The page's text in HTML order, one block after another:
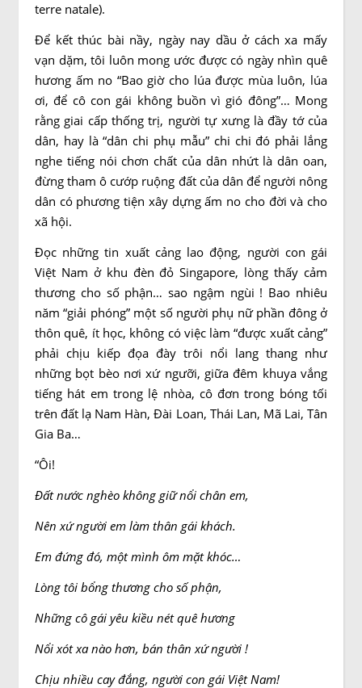
terre natale).
Để kết thúc bài nầy, ngày nay dầu ở cách xa mấy
vạn dặm, tôi luôn mong ước được có ngày nhìn quê
hương ấm no “Bao giờ cho lúa được mùa luôn, lúa
ơi, để cô con gái không buồn vì gió đông”… Mong
rằng giai cấp thống trị, người tự xưng là đầy tớ của
dân, hay là “dân chi phụ mẫu” chi chi đó phải lắng
nghe tiếng nói chơn chất của dân nhứt là dân oan,
đừng tham ô cướp ruộng đất của dân để người nông
dân có phương tiện xây dựng ấm no cho đời và cho
xã hội.
Đọc những tin xuất cảng lao động, người con gái
Việt Nam ở khu đèn đỏ Singapore, lòng thấy cảm
thương cho số phận… sao ngậm ngùi ! Bao nhiêu
năm “giải phóng” một số người phụ nữ phần đông ở
thôn quê, ít học, không có việc làm “được xuất cảng”
phải chịu kiếp đọa đày trôi nổi lang thang như
những bọt bèo nơi xứ ngưỡi, giữa đêm khuya vắng
tiếng hát em trong lệ nhòa, cô đơn trong bóng tối
trên đất lạ Nam Hàn, Đài Loan, Thái Lan, Mã Lai, Tân
Gia Ba…
“Ôi!
Đất nước nghèo không giữ nổi chân em,
Nên xứ người em làm thân gái khách.
Em đứng đó, một mình ôm mặt khóc…
Lòng tôi bổng thương cho số phận,
Những cô gái yêu kiều nét quê hương
Nổi xót xa nào hơn, bán thân xứ người !
Chịu nhiều cay đắng, người con gái Việt Nam!